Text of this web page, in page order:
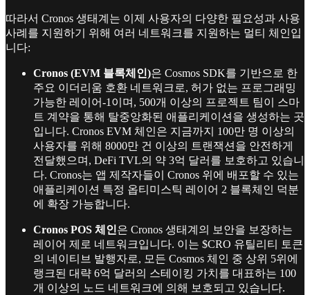
따라서 Cronos 생태계는 이제 사용자의 다양한 필요성과 사용
사례를 지원하기 위해 여러 네트워크를 지원하는 멀티 체인입
니다:
Cronos (EVM 블록체인)은 Cosmos SDK를 기반으로 한
주요 이더리움 호환 네트워크로, 허가 없는 프로그래밍
가능한 레이어-1이며, 500개 이상의 프로젝트 팀이 스마
트 계약을 통해 탈중앙화된 애플리케이션을 생성하는 곳
입니다. Cronos EVM 체인은 지금까지 100만 명 이상의
사용자를 위해 8000만 건 이상의 트랜잭션을 안전하게
전달했으며, DeFi TVL의 약 3억 달러를 보호하고 있습니
다. Cronos는 앱 제작자들이 Cronos 위에 배포할 수 있는
애플리케이션 특정 옵티미스틱 레이어 2 블록체인 덕분
에 확장 가능합니다.
Cronos POS 체인은 Cronos 생태계의 보안을 보장하는
레이어 제로 네트워크입니다. 이는 $CRO 유틸리티 토큰
의 네이티브 발행자로, 모든 Cosmos 체인 중 상위 5위에
랭크된 대략 6억 달러의 스테이킹 가치를 대표하는 100
개 이상의 노드 네트워크에 의해 보호되고 있습니다.